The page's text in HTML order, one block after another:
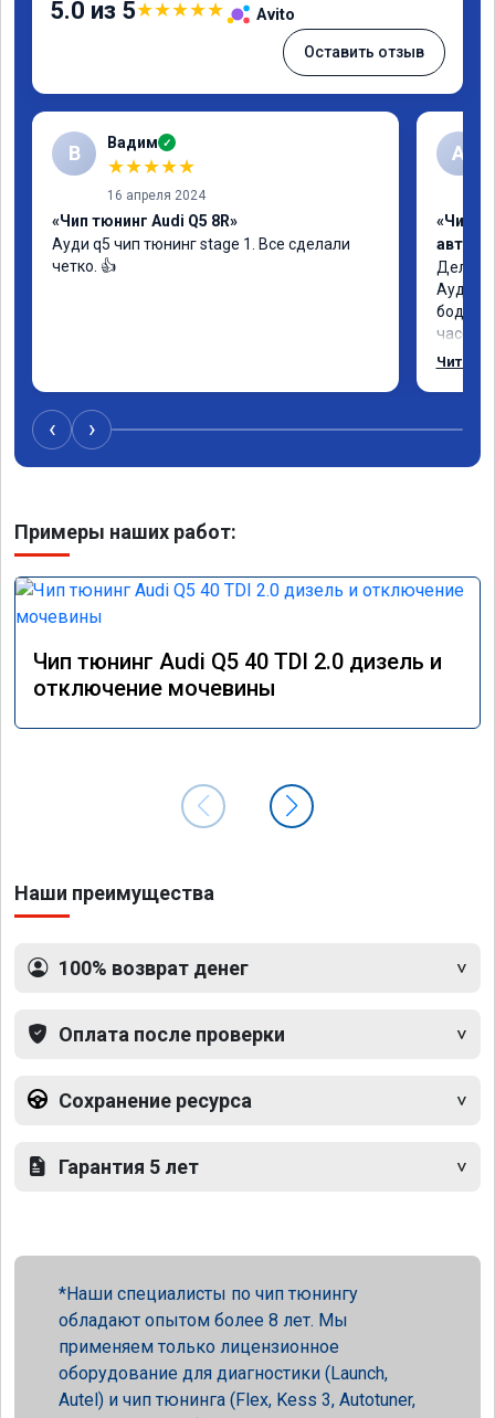
5.0 из 5★★★★★ Avito
Оставить отзыв
В Вадим ✓
★★★★★
16 апреля 2024
«Чип тюнинг Audi Q5 8R»
Ауди q5 чип тюнинг stage 1. Все сделали
четко. 👍
А
«Чип
Делал
как
Читать
‹ ›
Примеры наших работ:
Чип тюнинг Audi Q5 40 TDI 2.0 дизель и
отключение мочевины
Наши преимущества
100% возврат денег
Оплата после проверки
Сохранение ресурса
Гарантия 5 лет
Наши специалисты по чип тюнингу
обладают опытом более 8 лет. Мы
применяем только лицензионное
оборудование для диагностики (Launch,
Autel) и чип тюнинга (Flex, Kess 3, Autotuner,